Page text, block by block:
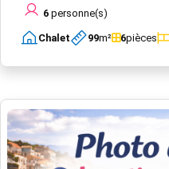
6 personne(s)
Chalet 99m² 6pièces